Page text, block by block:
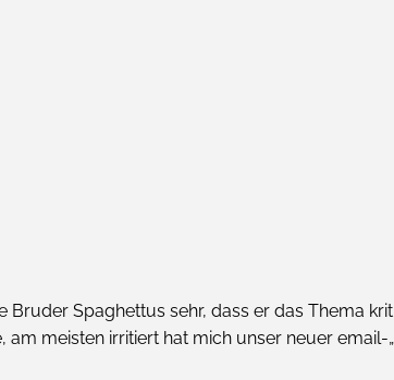
Bruder Spaghettus sehr, dass er das Thema
meisten irritiert hat mich unser neuer email-